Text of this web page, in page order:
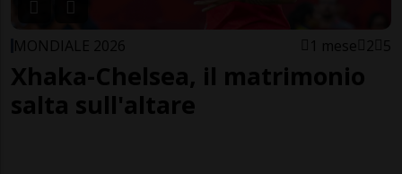
MONDIALE 2026 1 mese 2 5
Xhaka-Chelsea, il matrimonio
salta sull'altare